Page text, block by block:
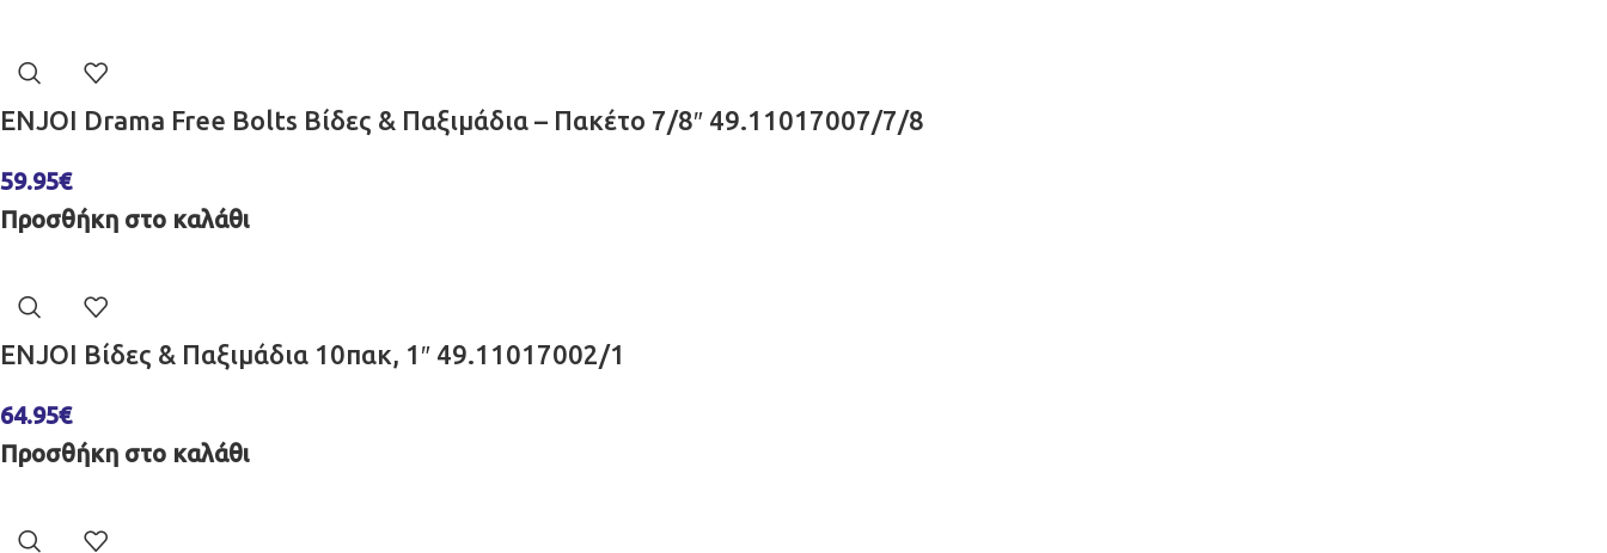
ENJOI Drama Free Bolts Βίδες & Παξιμάδια – Πακέτο 7/8″ 49.11017007/7/8
59.95€
Προσθήκη στο καλάθι
ENJOI Βίδες & Παξιμάδια 10πακ, 1″ 49.11017002/1
64.95€
Προσθήκη στο καλάθι